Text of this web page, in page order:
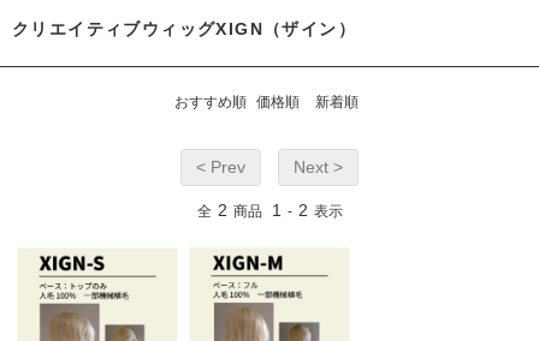
クリエイティブウィッグXIGN（ザイン）
おすすめ順 価格順 新着順
< Prev Next >
全 2 商品 1 - 2 表示